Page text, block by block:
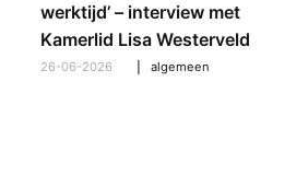
werktijd’ – interview met
Kamerlid Lisa Westerveld
26-06-2026 algemeen